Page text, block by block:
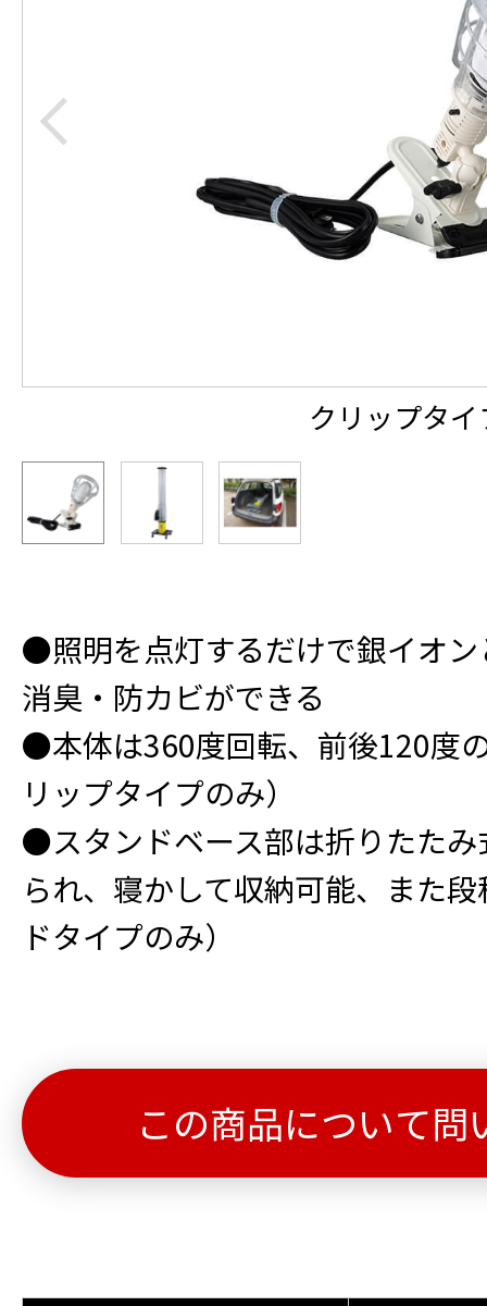
クリップタイ
●照明を点灯するだけで銀イオ
消臭・防カビができる
●本体は360度回転、前後120度
リップタイプのみ）
●スタンドベース部は折りたた
られ、寝かして収納可能、また
ドタイプのみ）
この商品について問